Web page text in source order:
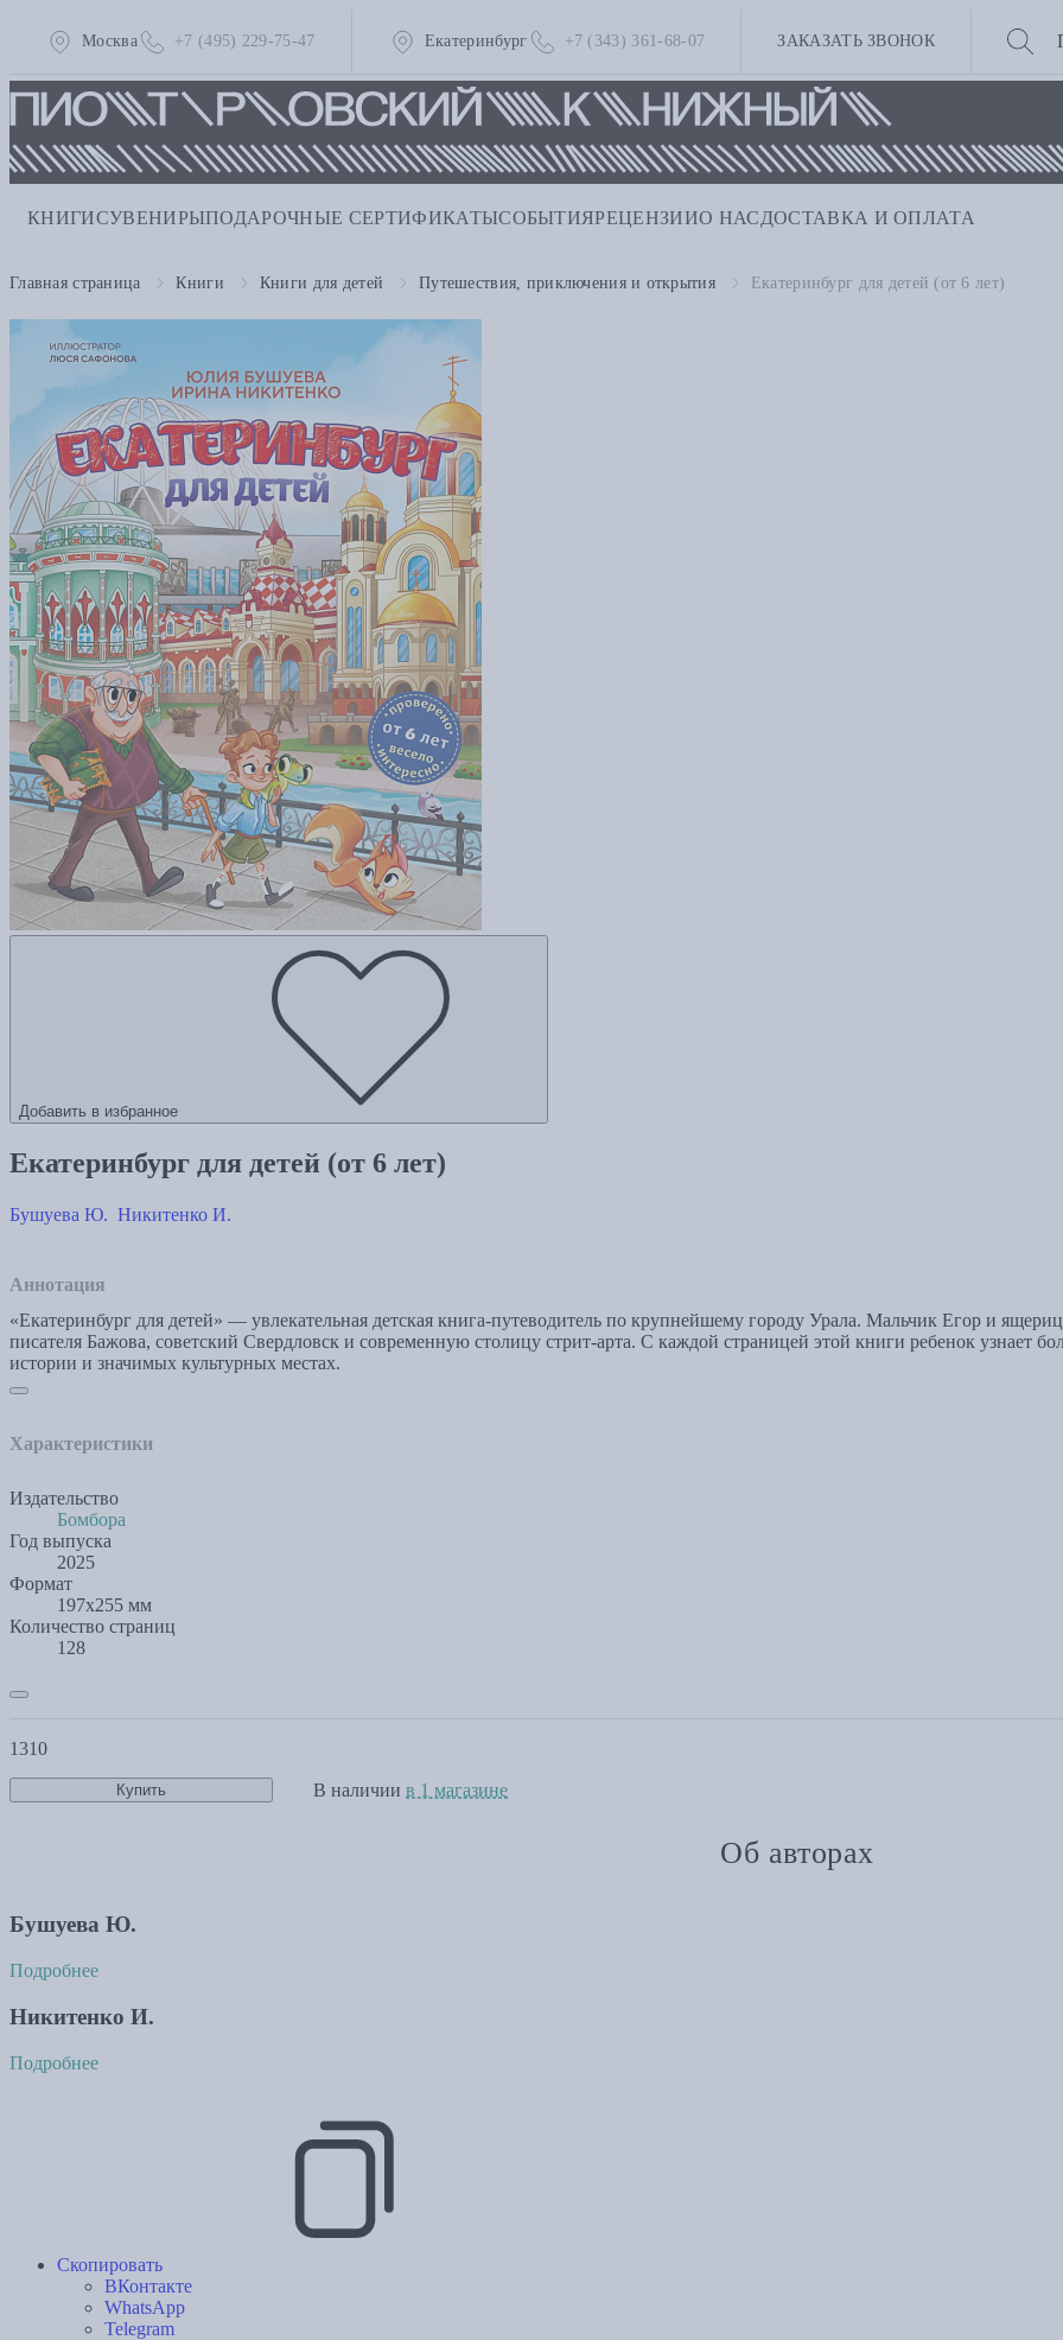
Москва +7 (495) 229-75-47 Екатеринбург +7 (343) 361-68-07 ЗАКАЗАТЬ ЗВОНОК
КНИГИСУВЕНИРЫПОДАРОЧНЫЕ СЕРТИФИКАТЫСОБЫТИЯРЕЦЕНЗИИО НАС ДОСТАВКА И ОПЛАТА
Главная страница Книги Книги для детей Путешествия, приключения и открытия Екатеринбург для детей (от 6 лет)
Добавить в избранное
Екатеринбург для детей (от 6 лет)
Бушуева Ю. Никитенко И.
Аннотация
«Екатеринбург для детей» — увлекательная детская книга-путеводитель по крупнейшему городу Урала. Мальчик Егор и
писателя Бажова, советский Свердловск и современную столицу стрит-арта. С каждой страницей этой книги ребенок узнает
истории и значимых культурных местах.
Характеристики
Издательство
Бомбора
Год выпуска
2025
Формат
197x255 мм
Количество страниц
128
1310
Купить В наличии в 1 магазине
Об авторах
Бушуева Ю.
Подробнее
Никитенко И.
Подробнее
Скопировать
ВКонтакте
WhatsApp
Telegram